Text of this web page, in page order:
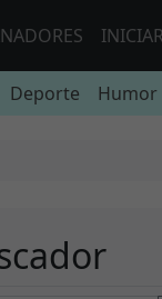
Deporte Humor